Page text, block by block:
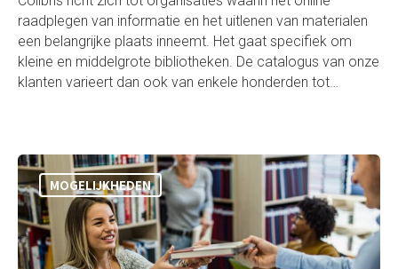
raadplegen van informatie en het uitlenen van materialen
een belangrijke plaats inneemt. Het gaat specifiek om
kleine en middelgrote bibliotheken. De catalogus van onze
klanten varieert dan ook van enkele honderden tot…
MOGELIJKHEDEN